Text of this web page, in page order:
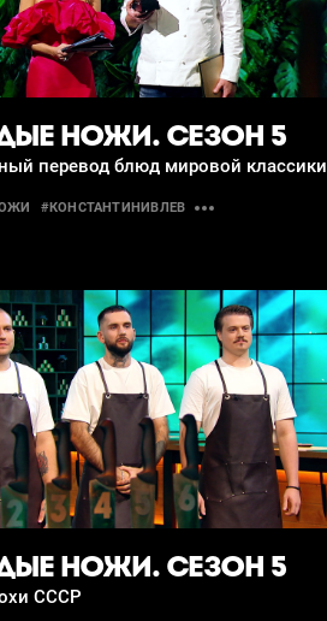
НОЖИ. СЕЗОН 5
перевод блюд мировой классики
#КОНСТАНТИНИВЛЕВ
НОЖИ. СЕЗОН 5
СССР